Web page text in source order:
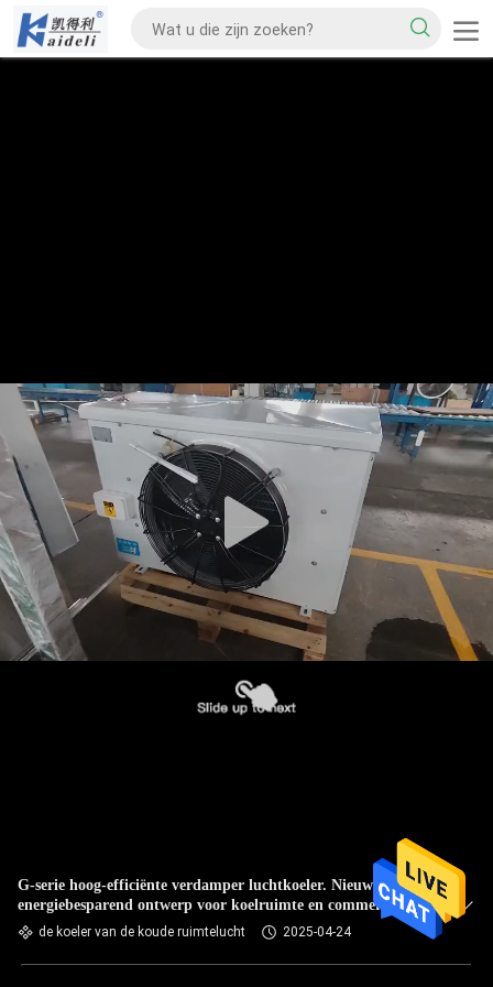
G-serie hoog-efficiënte verdamper luchtkoeler. Nieuw
energiebesparend ontwerp voor koelruimte en commerciële
koelsystemen.
de koeler van de koude ruimtelucht 2025-04-24